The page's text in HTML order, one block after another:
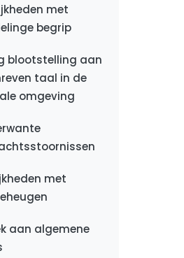
met
begrip
blootstelling aan
taal in de
omgeving
met
aan algemene